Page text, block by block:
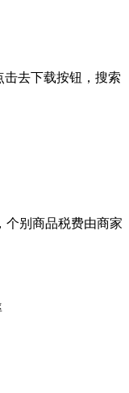
击去下载按钮，搜索
个别商品税费由商家